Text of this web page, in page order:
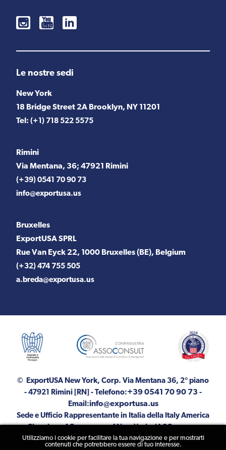
Utilizziamo i cookie per facilitare la tua navigazione e per mostrarti
contenuti che potrebbero essere di tuo interesse.
Le nostre sedi
New York
18 Bridge Street 2A Brooklyn, NY 11201
Tel: (+1) 718 522 5575
Rimini
Via Mentana, 36; 47921 Rimini
(+39) 0541 70 90 73
info@exportusa.us
Bruxelles
ExportUSA SPRL
Rue Van Eyck 22, 1000 Bruxelles (BE), Belgium
(+32) 474 755 505
a.breda@exportusa.us
© ExportUSA New York, Corp. Via Mentana 36, 2° piano
- 47921 Rimini [RN]
- Telefono:+39 0541 70 90 73 -
Email:info@exportusa.us
Sede e Ufficio Rappresentante in Italia della Italy America
ExportUSA